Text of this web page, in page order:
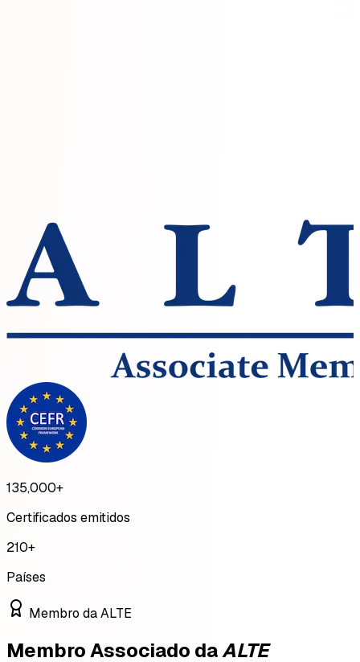
135,000+
Certificados emitidos
210+
Países
Membro da ALTE
Membro Associado daALTE